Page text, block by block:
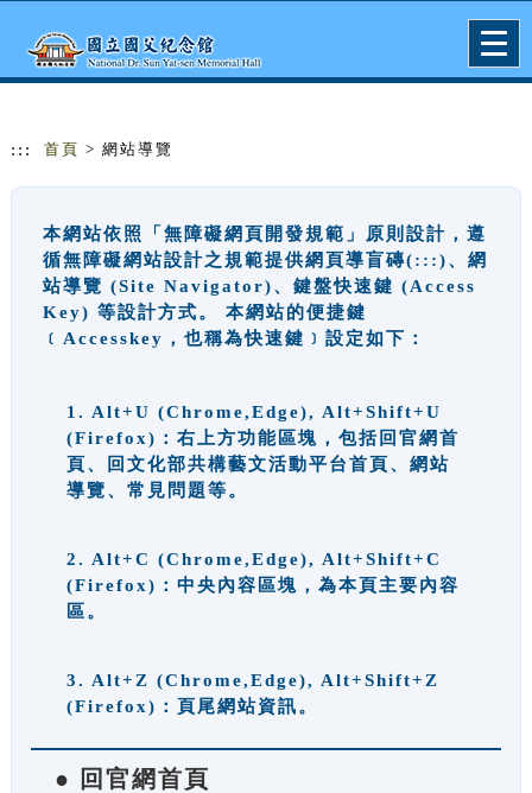
::: 首頁 > 網站導覽
本網站依照「無障礙網頁開發規範」原則設計，遵
循無障礙網站設計之規範提供網頁導盲磚(:::)、網
站導覽 (Site Navigator)、鍵盤快速鍵 (Access
Key) 等設計方式。 本網站的便捷鍵
﹝Accesskey，也稱為快速鍵﹞設定如下：
1. Alt+U (Chrome,Edge), Alt+Shift+U
(Firefox)：右上方功能區塊，包括回官網首
頁、回文化部共構藝文活動平台首頁、網站
導覽、常見問題等。
2. Alt+C (Chrome,Edge), Alt+Shift+C
(Firefox)：中央內容區塊，為本頁主要內容
區。
3. Alt+Z (Chrome,Edge), Alt+Shift+Z
(Firefox)：頁尾網站資訊。
● 回官網首頁